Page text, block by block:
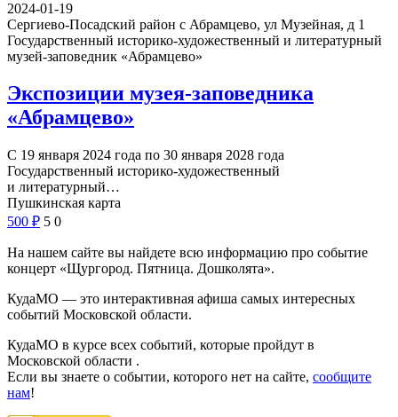
2024-01-19
Сергиево-Посадский район с Абрамцево, ул Музейная, д 1
Государственный историко-художественный и литературный
музей-заповедник «Абрамцево»
Экспозиции музея-заповедника
«Абрамцево»
С 19 января 2024 года по 30 января 2028 года
Государственный историко-художественный
и литературный…
Пушкинская карта
500 ₽ 5 0
На нашем сайте вы найдете всю информацию про событие
концерт «Щургород. Пятница. Дошколята».
КудаМО — это интерактивная афиша самых интересных
событий Московской области.
КудаМО в курсе всех событий, которые пройдут в
Московской области .
Если вы знаете о событии, которого нет на сайте, сообщите
нам!